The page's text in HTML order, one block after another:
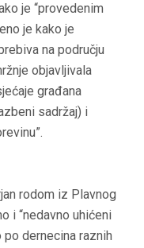
je “provedenim
je kako je
na području
objavljivala
građana
sadržaj) i
rodom iz Plavnog
i “nedavno uhićeni
po dernecina raznih